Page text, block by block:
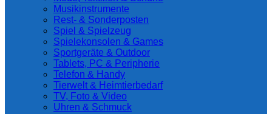
Musikinstrumente
Rest- & Sonderposten
Spiel & Spielzeug
Spielekonsolen & Games
Sportgeräte & Outdoor
Tablets, PC & Peripherie
Telefon & Handy
Tierwelt & Heimtierbedarf
TV, Foto & Video
Uhren & Schmuck